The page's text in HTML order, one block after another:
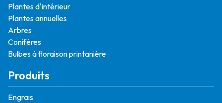
Plantes d'intérieur
Plantes annuelles
Arbres
Conifères
Bulbes à floraison printanière
Produits
Engrais